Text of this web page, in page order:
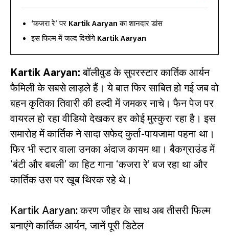
‘कजरा रे’ पर Kartik Aaryan का शानदार डांस
इस फिल्म में जल्द दिखेंगे Kartik Aaryan
Kartik Aaryan: बॉलीवुड के सुपरस्टारकार्तिक आर्यन
फैमिली के सबसे लाड़ले हैं। ये बात फिर साबित हो गई जब वो
बहन कृतिका तिवारी की हल्दी में जमकर नाचे। फैन पेज पर
वायरल हो रहा वीडियो देखकर हर कोई मुस्कुरा रहा है। इस
समारोह में कार्तिक ने सादा सफेद कुर्ता-पायजामा पहना था।
फिर भी स्टार वाला उनका अंदाज कायम था। बैकग्राउंड में
‘बंटी और बबली’ का हिट गाना ‘कजरा रे’ बज रहा था और
कार्तिक उस पर खूब थिरक रहे थे।
Kartik Aaryan: करण जौहर के साथ अब तीसरी फिल्म
बनाएंगे कार्तिक आर्यन, जानें पूरी डिटेल